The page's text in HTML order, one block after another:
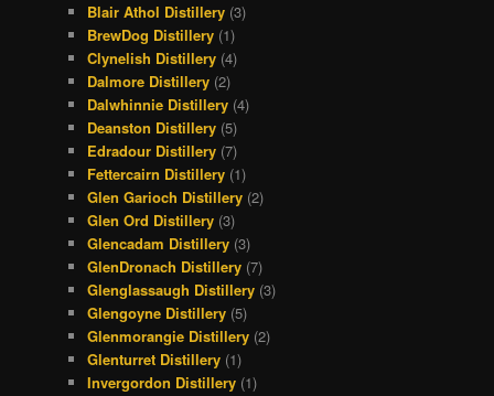
Blair Athol Distillery (3)
BrewDog Distillery (1)
Clynelish Distillery (4)
Dalmore Distillery (2)
Dalwhinnie Distillery (4)
Deanston Distillery (5)
Edradour Distillery (7)
Fettercairn Distillery (1)
Glen Garioch Distillery (2)
Glen Ord Distillery (3)
Glencadam Distillery (3)
GlenDronach Distillery (7)
Glenglassaugh Distillery (3)
Glengoyne Distillery (5)
Glenmorangie Distillery (2)
Glenturret Distillery (1)
Invergordon Distillery (1)